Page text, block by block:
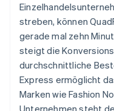
streben, können
gerade mal zehn
steigt die
durchschnittliche
Express ermöglicht
Marken wie Fashion
English
Schweden
SvenskaEnglish
Schweiz
DeutschFrançais
Singapur
English简体中文
Slowakei
English